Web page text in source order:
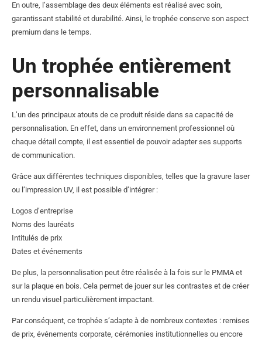
En outre, l’assemblage des deux éléments est réalisé avec soin,
garantissant stabilité et durabilité. Ainsi, le trophée conserve son aspect
premium dans le temps.
Un trophée entièrement
personnalisable
L’un des principaux atouts de ce produit réside dans sa capacité de
personnalisation. En effet, dans un environnement professionnel où
chaque détail compte, il est essentiel de pouvoir adapter ses supports
de communication.
Grâce aux différentes techniques disponibles, telles que la gravure laser
ou l’impression UV, il est possible d’intégrer :
Logos d’entreprise
Noms des lauréats
Intitulés de prix
Dates et événements
De plus, la personnalisation peut être réalisée à la fois sur le PMMA et
sur la plaque en bois. Cela permet de jouer sur les contrastes et de créer
un rendu visuel particulièrement impactant.
Par conséquent, ce trophée s’adapte à de nombreux contextes : remises
de prix, événements corporate, cérémonies institutionnelles ou encore